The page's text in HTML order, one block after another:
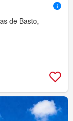
de Basto,